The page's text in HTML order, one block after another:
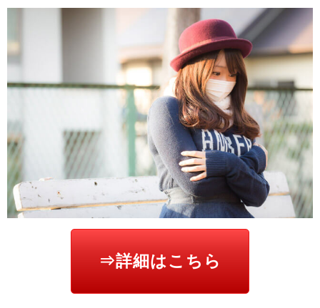
⇒詳細はこちら